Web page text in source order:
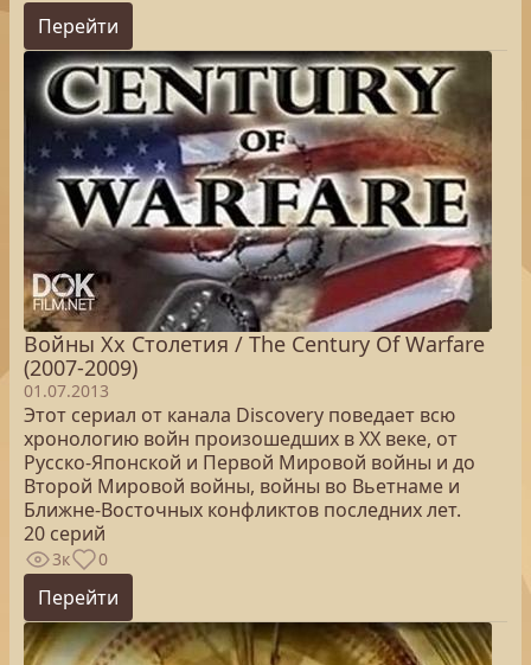
Перейти
Войны Xx Столетия / The Century Of Warfare
(2007-2009)
01.07.2013
Этот сериал от канала Discovery поведает всю
хронологию войн произошедших в XX веке, от
Русско-Японской и Первой Мировой войны и до
Второй Мировой войны, войны во Вьетнаме и
Ближне-Восточных конфликтов последних лет.
20 серий
3к 0
Перейти